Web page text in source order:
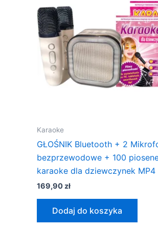
Karaoke
GŁOŚNIK Bluetooth + 2
bezprzewodowe + 100
karaoke dla dziewczynek MP4
169,90 zł
Dodaj do koszyka